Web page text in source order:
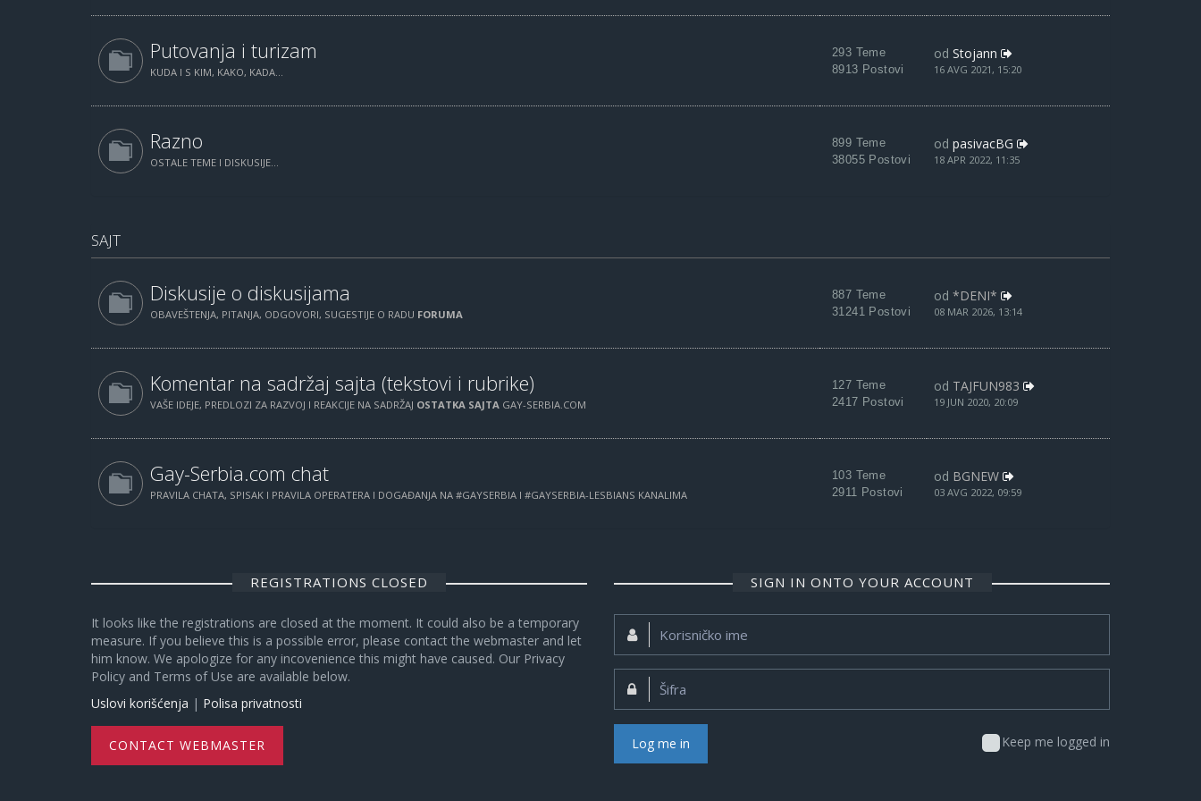
Putovanja i turizam
KUDA I S KIM, KAKO, KADA...
293 Teme
8913 Postovi
od Stojann
16 AVG 2021, 15:20
Razno
OSTALE TEME I DISKUSIJE...
899 Teme
38055 Postovi
od pasivacBG
18 APR 2022, 11:35
SAJT
Diskusije o diskusijama
OBAVEŠTENJA, PITANJA, ODGOVORI, SUGESTIJE O RADU FORUMA
887 Teme
31241 Postovi
od *DENI*
08 MAR 2026, 13:14
Komentar na sadržaj sajta (tekstovi i rubrike)
VAŠE IDEJE, PREDLOZI ZA RAZVOJ I REAKCIJE NA SADRŽAJ OSTATKA SAJTA GAY-SERBIA.COM
127 Teme
2417 Postovi
od TAJFUN983
19 JUN 2020, 20:09
Gay-Serbia.com chat
PRAVILA CHATA, SPISAK I PRAVILA OPERATERA I DOGAĐANJA NA #GAYSERBIA I #GAYSERBIA-LESBIANS KANALIMA
103 Teme
2911 Postovi
od BGNEW
03 AVG 2022, 09:59
REGISTRATIONS CLOSED
It looks like the registrations are closed at the moment. It could also be a temporary
measure. If you believe this is a possible error, please contact the webmaster and let
him know. We apologize for any incovenience this might have caused. Our Privacy
Policy and Terms of Use are available below.
Uslovi korišćenja | Polisa privatnosti
CONTACT WEBMASTER
SIGN IN ONTO YOUR ACCOUNT
Korisničko
Šifra:
Keep me logged in
Log me in